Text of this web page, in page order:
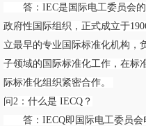
答：IEC是国际电工委员会的
政府性国际组织，正式成立于
立最早的专业国际标准化机构，
子领域的国际标准化工作，在标
际标准化组织紧密合作。
问2：什么是 IECQ？
答：IECQ即国际电工委员会